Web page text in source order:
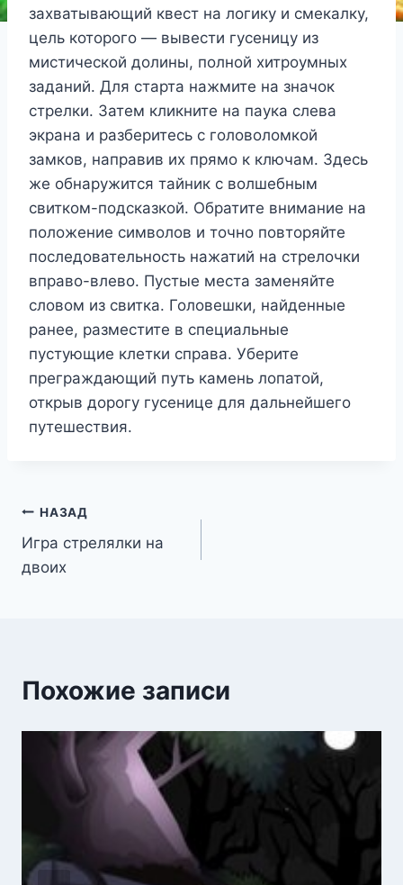
захватывающий квест на логику и смекалку,
цель которого — вывести гусеницу из
мистической долины, полной хитроумных
заданий. Для старта нажмите на значок
стрелки. Затем кликните на паука слева
экрана и разберитесь с головоломкой
замков, направив их прямо к ключам. Здесь
же обнаружится тайник с волшебным
свитком-подсказкой. Обратите внимание на
положение символов и точно повторяйте
последовательность нажатий на стрелочки
вправо-влево. Пустые места заменяйте
словом из свитка. Головешки, найденные
ранее, разместите в специальные
пустующие клетки справа. Уберите
преграждающий путь камень лопатой,
открыв дорогу гусенице для дальнейшего
путешествия.
Навигация
по
НАЗАД
Игра стрелялки на
двоих
Похожие записи